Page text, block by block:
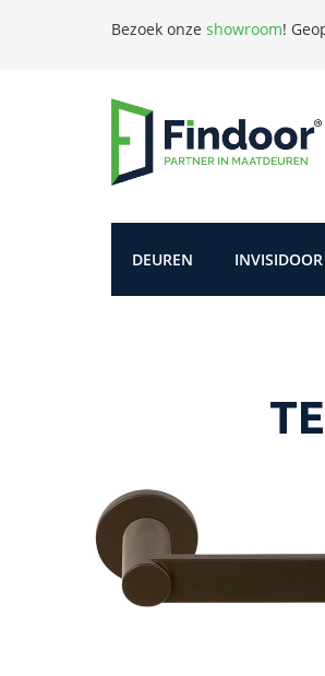
Bezoek onze showroom!
DEUREN INVISIDOOR